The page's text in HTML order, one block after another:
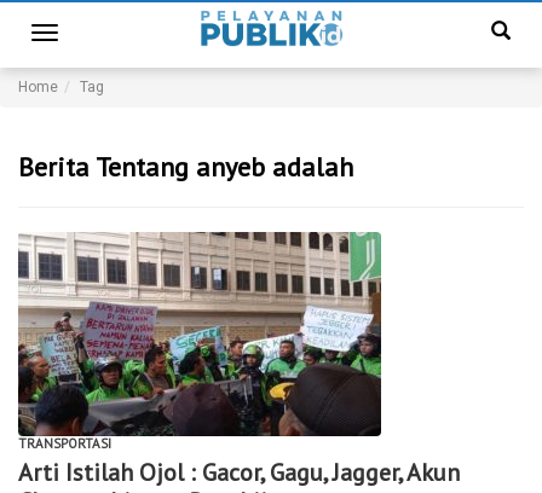
Toggle
navigation
Home Tag
Berita Tentang anyeb adalah
TRANSPORTASI
Arti Istilah Ojol : Gacor, Gagu, Jagger, Akun